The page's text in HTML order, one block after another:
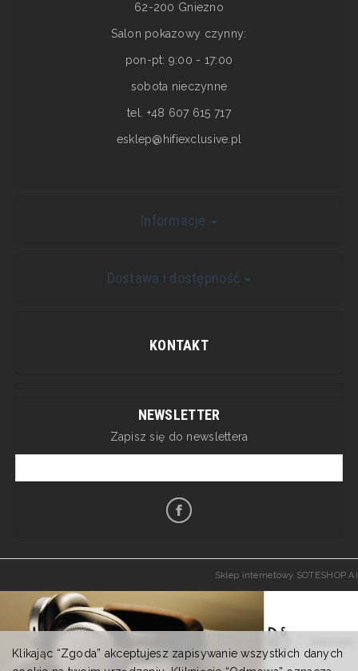
62-200 Gniezno
Salon pokazowy czynny:
pon-pt: 9:00 - 17:00
sobota nieczynne
tel. +48 607 615 717
esklep@hifiexclusive.pl
Informacje
Dostawa i dostępność
KONTAKT
NEWSLETTER
Zapisz się do newslettera
Sklep internetowy SOTESHOP AI
Klikając “Zgoda” akceptujesz zapisywanie wszystkich danych